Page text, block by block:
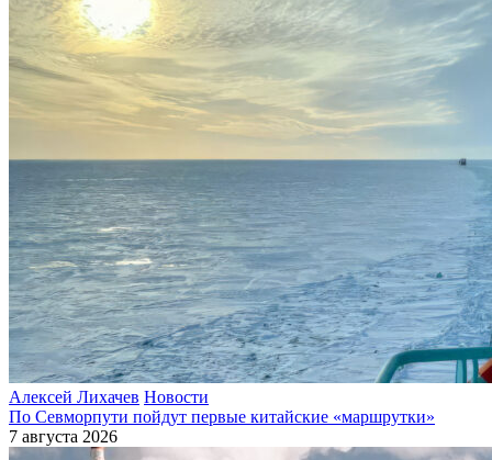
Алексей Лихачев Новости
По Севморпути пойдут первые китайские «маршрутки»
7 августа 2026